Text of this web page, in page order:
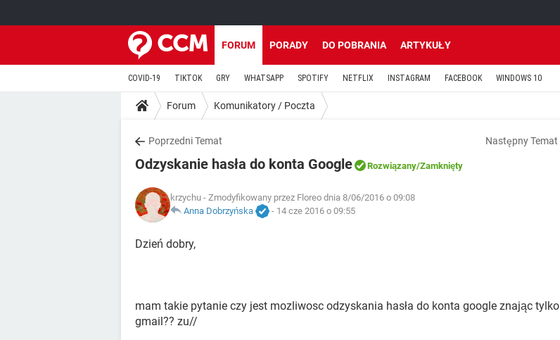
FORUM PORADY DO POBRANIA ARTYKUŁY
COVID-19 TIKTOK GRY WHATSAPP SPOTIFY NETFLIX INSTAGRAM FACEBOOK WINDOWS 10
Forum Komunikatory / Poczta
Poprzedni Temat Następny Temat
Odzyskanie hasła do konta Google Rozwiązany/Zamknięty
krzychu - Zmodyfikowany przez Floreo dnia 8/06/2016 o 09:08
Anna Dobrzyńska
- 14 cze 2016 o 09:55
Dzień dobry,
mam takie pytanie czy jest mozliwosc odzyskania hasła do konta google znając tylko
gmail?? zu//